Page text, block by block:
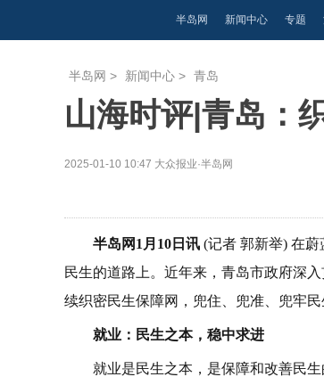
半岛网 新闻中心 专题
半岛网 > 新闻中心 > 青岛
山海时评|青岛：
2025-01-10 10:47 大众报业·半岛网
半岛网1月10日讯 (记者 郭新举) 在
民生的道路上。近年来，青岛市政府深
续织密民生保障网，兜住、兜准、兜牢
就业：民生之本，稳中求进
就业是民生之本，是保障和改善民